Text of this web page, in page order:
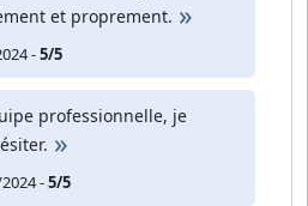
et proprement.
-5/5
professionnelle, je
-5/5